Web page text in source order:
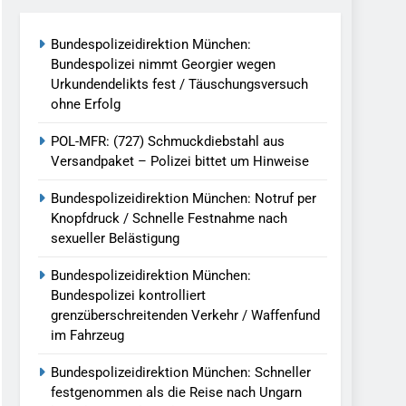
Verkehr / Waffenfund Im
Beendet / Bundespolizei Nimmt
Aufgefunden – Tierheim Übernimmt
Ermittlungen Der Finanzkontrolle
Vereinigung Geht Ins Netz –
In Saarbrücken
/ Bundespolizei Ermittelt Wegen
Bundespolizeidirektion München:
Bundespolizei nimmt Georgier wegen
Urkundendelikts fest / Täuschungsversuch
ohne Erfolg
POL-MFR: (727) Schmuckdiebstahl aus
Versandpaket – Polizei bittet um Hinweise
Bundespolizeidirektion München: Notruf per
Knopfdruck / Schnelle Festnahme nach
sexueller Belästigung
Bundespolizeidirektion München:
Bundespolizei kontrolliert
grenzüberschreitenden Verkehr / Waffenfund
im Fahrzeug
Bundespolizeidirektion München: Schneller
festgenommen als die Reise nach Ungarn